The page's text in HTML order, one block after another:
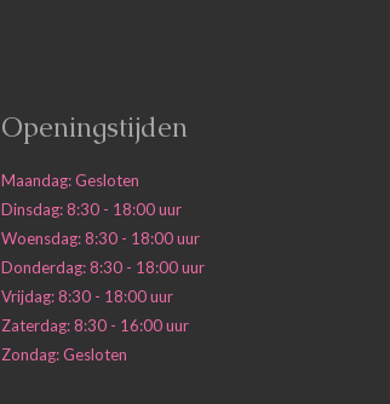
Openingstijden
Maandag: Gesloten
Dinsdag: 8:30 - 18:00 uur
Woensdag: 8:30 - 18:00 uur
Donderdag: 8:30 - 18:00 uur
Vrijdag: 8:30 - 18:00 uur
Zaterdag: 8:30 - 16:00 uur
Zondag: Gesloten